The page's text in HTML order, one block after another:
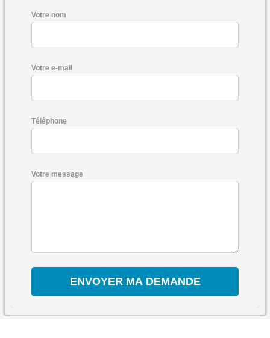
Votre nom
Votre e-mail
Téléphone
Votre message